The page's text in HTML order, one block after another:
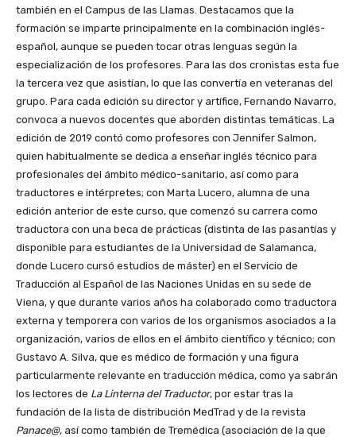
también en el Campus de las Llamas. Destacamos que la
formación se imparte principalmente en la combinación inglés-
español, aunque se pueden tocar otras lenguas según la
especialización de los profesores. Para las dos cronistas esta fue
la tercera vez que asistían, lo que las convertía en veteranas del
grupo. Para cada edición su director y artífice, Fernando Navarro,
convoca a nuevos docentes que aborden distintas temáticas. La
edición de 2019 contó como profesores con Jennifer Salmon,
quien habitualmente se dedica a enseñar inglés técnico para
profesionales del ámbito médico-sanitario, así como para
traductores e intérpretes; con Marta Lucero, alumna de una
edición anterior de este curso, que comenzó su carrera como
traductora con una beca de prácticas (distinta de las pasantías y
disponible para estudiantes de la Universidad de Salamanca,
donde Lucero cursó estudios de máster) en el Servicio de
Traducción al Español de las Naciones Unidas en su sede de
Viena, y que durante varios años ha colaborado como traductora
externa y temporera con varios de los organismos asociados a la
organización, varios de ellos en el ámbito científico y técnico; con
Gustavo A. Silva, que es médico de formación y una figura
particularmente relevante en traducción médica, como ya sabrán
los lectores de La Linterna del Traductor, por estar tras la
fundación de la lista de distribución MedTrad y de la revista
Panace@, así como también de Tremédica (asociación de la que